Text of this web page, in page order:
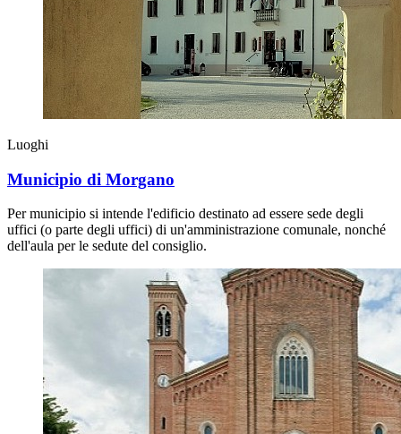
Luoghi
Municipio di Morgano
Per municipio si intende l'edificio destinato ad essere sede degli
uffici (o parte degli uffici) di un'amministrazione comunale, nonché
dell'aula per le sedute del consiglio.